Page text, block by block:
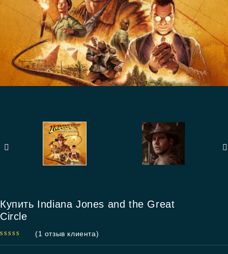
Купить Indiana Jones and the Great
Circle
(1 отзыв клиента)